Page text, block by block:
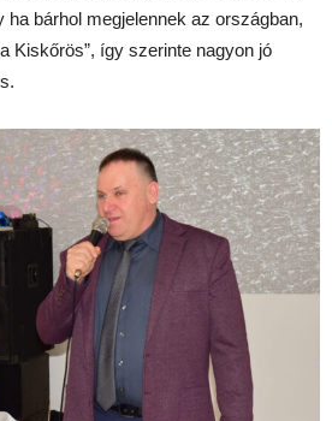
ha bárhol megjelennek az országban,
Kiskőrös”, így szerinte nagyon jó